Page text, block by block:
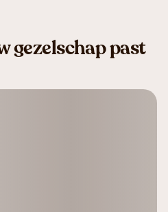
gezelschap past